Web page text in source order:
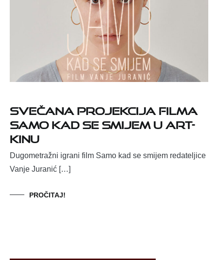
Svečana projekcija filma
Samo kad se smijem u Art-
kinu
Dugometražni igrani film Samo kad se smijem redateljice
Vanje Juranić […]
PROČITAJ!